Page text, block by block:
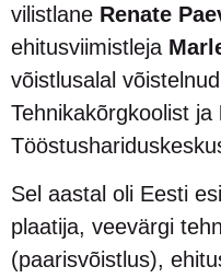
vilistlane Renate
ehitusviimistleja
võistlusalal võistelnud
Tehnikakõrgkoolist ja
Sel aastal oli Eesti
plaatija, veevärgi
(paarisvõistlus),